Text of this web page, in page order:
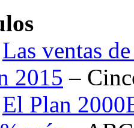
Las ventas
2015 –
El Plan